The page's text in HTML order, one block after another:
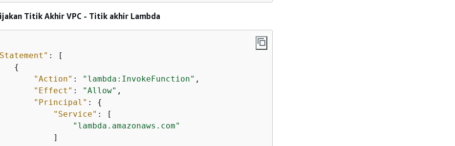
Titik Akhir VPC - Titik akhir Lambda
: [
{
"Action" : "lambda:InvokeFunction" ,
"Effect" : "Allow" ,
"Principal" : {
"Service" : [
"lambda.amazonaws.com"
]